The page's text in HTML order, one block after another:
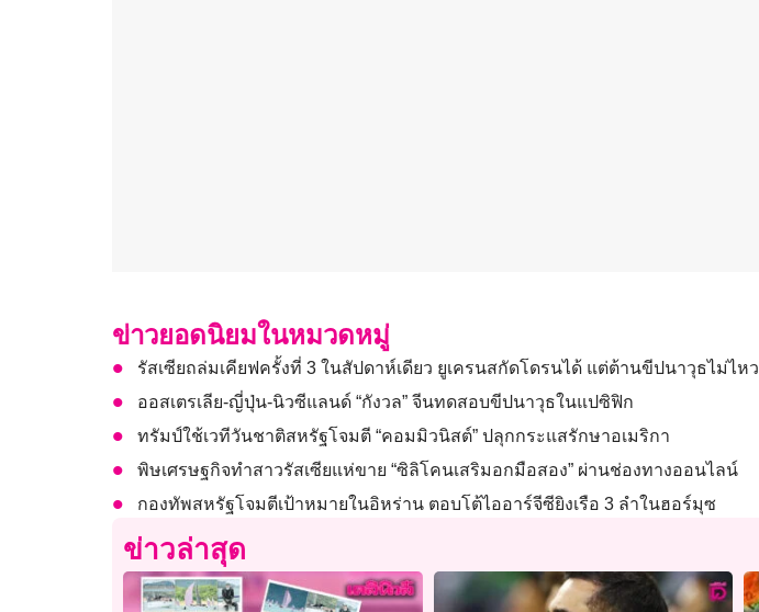
ข่าวยอดนิยมในหมวดหมู่
รัสเซียถล่มเคียฟครั้งที่ 3 ในสัปดาห์เดียว ยูเครนสกัดโดรนได้ แต่ต้านขีปนาวุธไม่ไหว
ออสเตรเลีย-ญี่ปุ่น-นิวซีแลนด์ “กังวล” จีนทดสอบขีปนาวุธในแปซิฟิก
ทรัมป์ใช้เวทีวันชาติสหรัฐโจมตี “คอมมิวนิสต์” ปลุกกระแสรักษาอเมริกา
พิษเศรษฐกิจทำสาวรัสเซียแห่ขาย “ซิลิโคนเสริมอกมือสอง” ผ่านช่องทางออนไลน์
กองทัพสหรัฐโจมตีเป้าหมายในอิหร่าน ตอบโต้ไออาร์จีซียิงเรือ 3 ลำในฮอร์มุซ
ข่าวล่าสุด